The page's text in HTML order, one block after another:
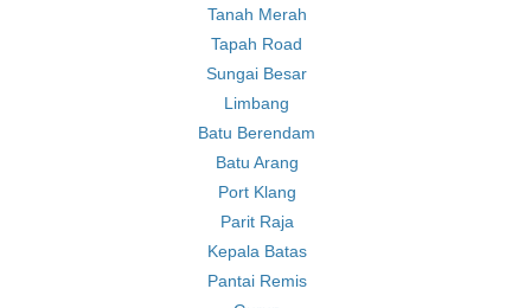
Tanah Merah
Tapah Road
Sungai Besar
Limbang
Batu Berendam
Batu Arang
Port Klang
Parit Raja
Kepala Batas
Pantai Remis